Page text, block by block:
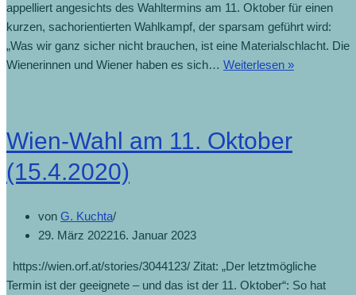
appelliert angesichts des Wahltermins am 11. Oktober für einen
kurzen, sachorientierten Wahlkampf, der sparsam geführt wird:
„Was wir ganz sicher nicht brauchen, ist eine Materialschlacht. Die
Wienerinnen und Wiener haben es sich… Weiterlesen »
Wien-Wahl am 11. Oktober
(15.4.2020)
von G. Kuchta
29. März 202216. Januar 2023
https://wien.orf.at/stories/3044123/ Zitat: „Der letztmögliche
Termin ist der geeignete – und das ist der 11. Oktober“: So hat